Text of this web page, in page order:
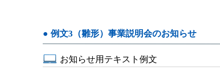
● 例文3（雛形）事業説明会のお知らせ
お知らせ用テキスト例文